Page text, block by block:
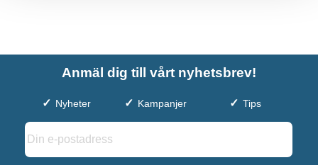
Anmäl dig till vårt nyhetsbrev!
Nyheter Kampanjer Tips